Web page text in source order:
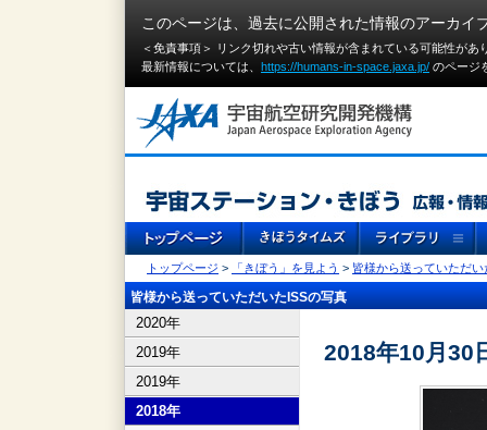
このページは、過去に公開された情報のアーカイ
＜免責事項＞ リンク切れや古い情報が含まれている可能性が
最新情報については、 https://humans-in-space.jaxa.jp/ のページ
トップページ > 「きぼう」を見よう > 皆様から送っていただい
皆様から送っていただいたISSの写真
2020年
2019年
2019年
2018年
2018年10月30